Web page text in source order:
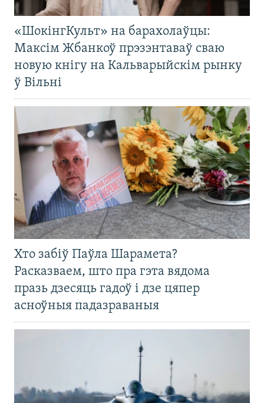
«ШокінгКульт» на барахолаўцы:
Максім Жбанкоў прэзэнтаваў сваю
новую кнігу на Кальварыйскім рынку
ў Вільні
Хто забіў Паўла Шарамета?
Расказваем, што пра гэта вядома
празь дзесяць гадоў і дзе цяпер
асноўныя падазраваныя